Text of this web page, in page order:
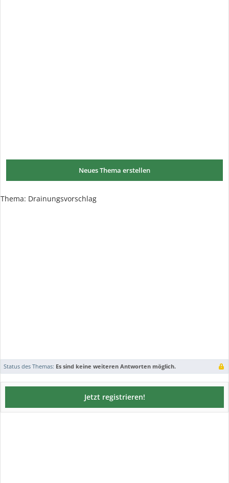
Neues Thema erstellen
Thema: Drainungsvorschlag
Status des Themas: Es sind keine weiteren Antworten möglich.
Jetzt registrieren!